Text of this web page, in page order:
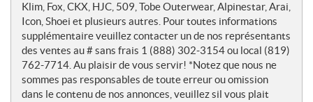
Klim, Fox, CKX, HJC, 509, Tobe Outerwear, Alpinestar, Arai,
Icon, Shoei et plusieurs autres. Pour toutes informations
supplémentaire veuillez contacter un de nos représentants
des ventes au # sans frais 1 (888) 302-3154 ou local (819)
762-7714. Au plaisir de vous servir! *Notez que nous ne
sommes pas responsables de toute erreur ou omission
dans le contenu de nos annonces, veuillez sil vous plait